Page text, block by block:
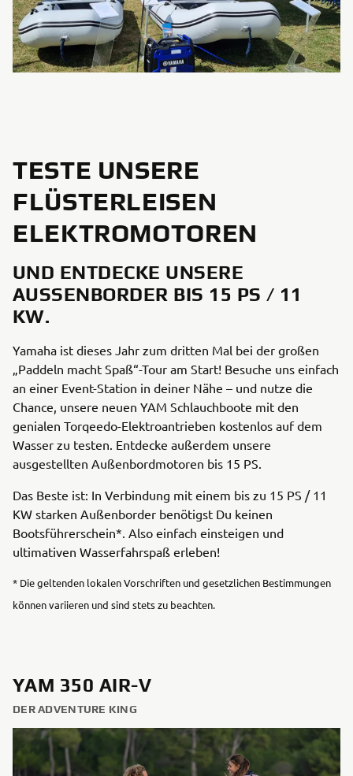
TESTE UNSERE
FLÜSTERLEISEN
ELEKTROMOTOREN
UND ENTDECKE UNSERE
AUSSENBORDER BIS 15 PS / 11 K
W.
Yamaha ist dieses Jahr zum dritten Mal bei der großen
„Paddeln macht Spaß“-Tour am Start! Besuche uns einfach
an einer Event-Station in deiner Nähe – und nutze die
Chance, unsere neuen YAM Schlauchboote mit den
genialen Torqeedo-Elektroantrieben kostenlos auf dem
Wasser zu testen. Entdecke außerdem unsere
ausgestellten Außenbordmotoren bis 15 PS.
Das Beste ist: In Verbindung mit einem bis zu 15 PS / 11
KW starken Außenborder benötigst Du keinen
Bootsführerschein*. Also einfach einsteigen und
ultimativen Wasserfahrspaß erleben!
* Die geltenden lokalen Vorschriften und gesetzlichen Bestimmungen
können variieren und sind stets zu beachten.
YAM 350 AIR-V
DER ADVENTURE KING